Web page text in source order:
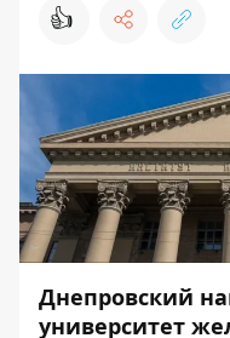
👍
Днепровский
университет